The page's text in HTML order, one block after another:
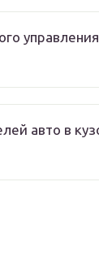
управления
авто в